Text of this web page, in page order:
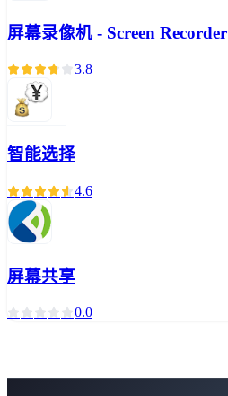
屏幕录像机 - Screen Recorder
3.8
智能选择
4.6
屏幕共享
0.0